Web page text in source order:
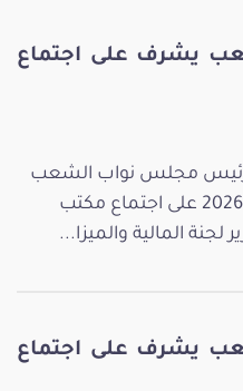
يشرف على اجتماع
رئيس مجلس نواب الشعب
صباح اليوم الخميس 02 افريل 2026 على اجتماع مكتب
المالية والميزا...
يشرف على اجتماع